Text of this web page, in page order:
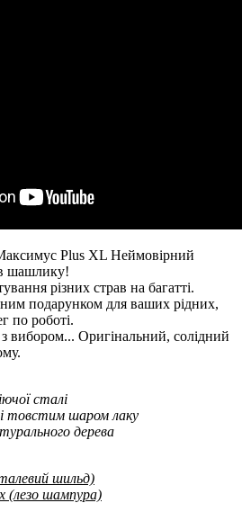
Plus XL Неймовірний
шашлику!
різних страв на багатті.
подарунком для ваших рідних,
по роботі.
вибором... Оригінальний, солідний
сталі
товстим шаром лаку
дерева
шильд)
(лезо шампура)